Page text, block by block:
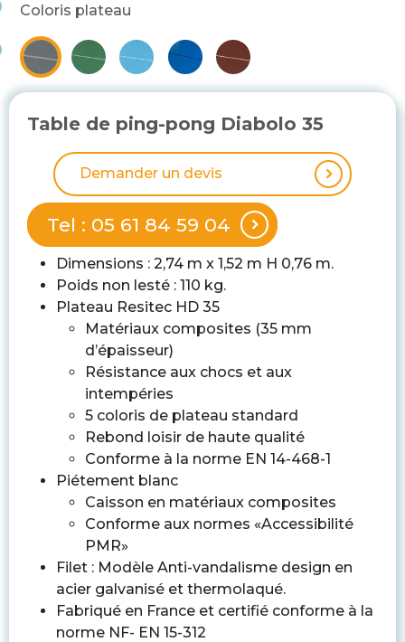
Coloris plateau
Table de ping-pong Diabolo 35
Demander un devis
Tel : 05 61 84 59 04
Dimensions : 2,74 m x 1,52 m H 0,76 m.
Poids non lesté : 110 kg.
Plateau Resitec HD 35
Matériaux composites (35 mm
d’épaisseur)
Résistance aux chocs et aux
intempéries
5 coloris de plateau standard
Rebond loisir de haute qualité
Conforme à la norme EN 14-468-1
Piétement blanc
Caisson en matériaux composites
Conforme aux normes «Accessibilité
PMR»
Filet : Modèle Anti-vandalisme design en
acier galvanisé et thermolaqué.
Fabriqué en France et certifié conforme à la
norme NF- EN 15-312